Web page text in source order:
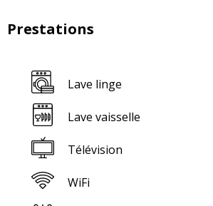
Prestations
Lave linge
Lave vaisselle
Télévision
WiFi